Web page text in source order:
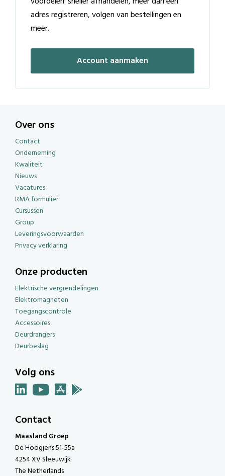
adres registreren, volgen van bestellingen en
meer.
Account aanmaken
Over ons
Contact
Onderneming
Kwaliteit
Nieuws
Vacatures
RMA formulier
Cursussen
Group
Leveringsvoorwaarden
Privacy verklaring
Onze producten
Elektrische vergrendelingen
Elektromagneten
Toegangscontrole
Accessoires
Deurdrangers
Deurbeslag
Volg ons
Contact
Maasland Groep
De Hoogjens 51-55a
4254 XV Sleeuwijk
The Netherlands